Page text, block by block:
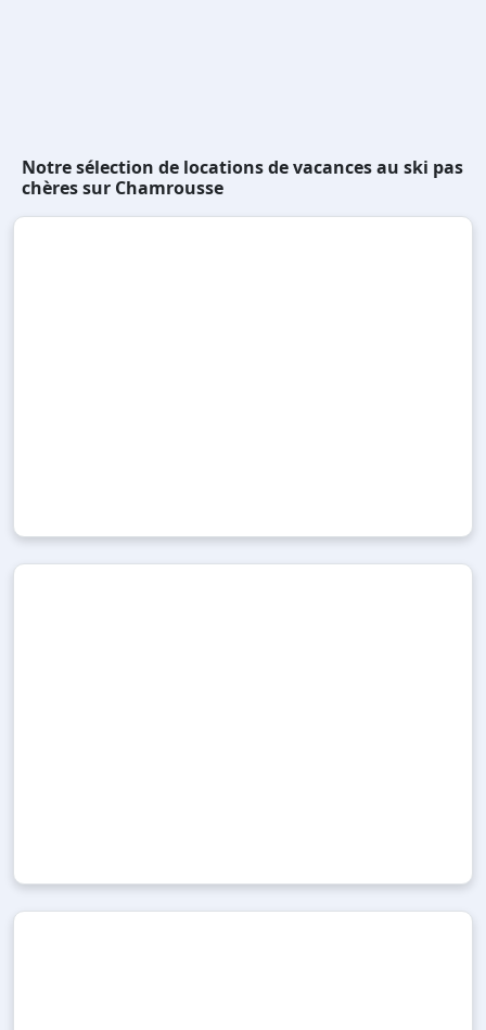
Notre sélection de locations de vacances au ski pas
chères sur Chamrousse